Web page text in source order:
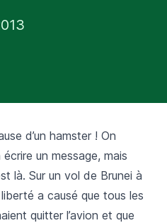
d’un hamster ! On
écrire un message, mais
là. Sur un vol de Brunei à
a causé que tous les
quitter l’avion et que